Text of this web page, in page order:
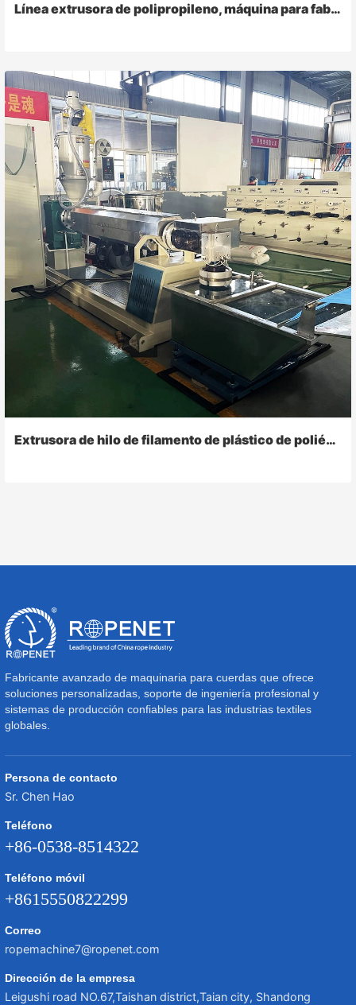
Línea extrusora de polipropileno, máquina para fabricar rafia de cuerda
Extrusora de hilo de filamento de plástico de poliéster HDPE PP
Fabricante avanzado de maquinaria para cuerdas que ofrece
soluciones personalizadas, soporte de ingeniería profesional y
sistemas de producción confiables para las industrias textiles
globales.
Persona de contacto
Sr. Chen Hao
Teléfono
+86-0538-8514322
Teléfono móvil
+8615550822299
Correo
ropemachine7@ropenet.com
Dirección de la empresa
Leigushi road NO.67,Taishan district,Taian city, Shandong